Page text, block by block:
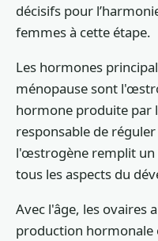
décisifs pour
femmes à cette étape.
Les hormones
ménopause sont
hormone produite par
responsable de
l'œstrogène remplit un
tous les aspects du
Avec l'âge, les ovaires
production hormonale